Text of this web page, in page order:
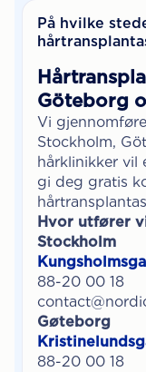
På hvilke
Göteborg
Vi
Stockholm,
hårklinikker vil
gi deg gratis
Hvor utfører
Stockholm
88-20 00 18
Gøteborg
88-20 00 18